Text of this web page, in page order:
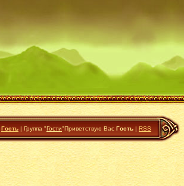
Гость | Группа "Гости"Приветствую Вас Гость | RSS